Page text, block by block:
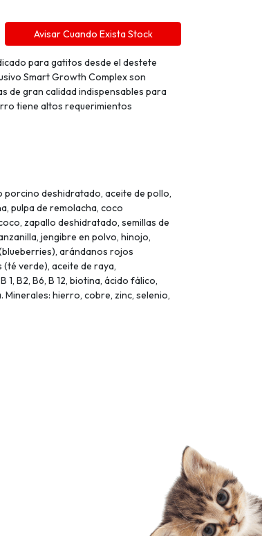
Avisar Cuando Exista Stock
para gatitos desde el destete
Smart Growth Complex son
de gran calidad indispensables para
tiene altos requerimientos
deshidratado, aceite de pollo,
pulpa de remolacha, coco
zapallo deshidratado, semillas de
jengibre en polvo, hinojo,
arándanos rojos
verde), aceite de raya,
B2, B6, B 12, biotina, ácido fálico,
hierro, cobre, zinc, selenio,